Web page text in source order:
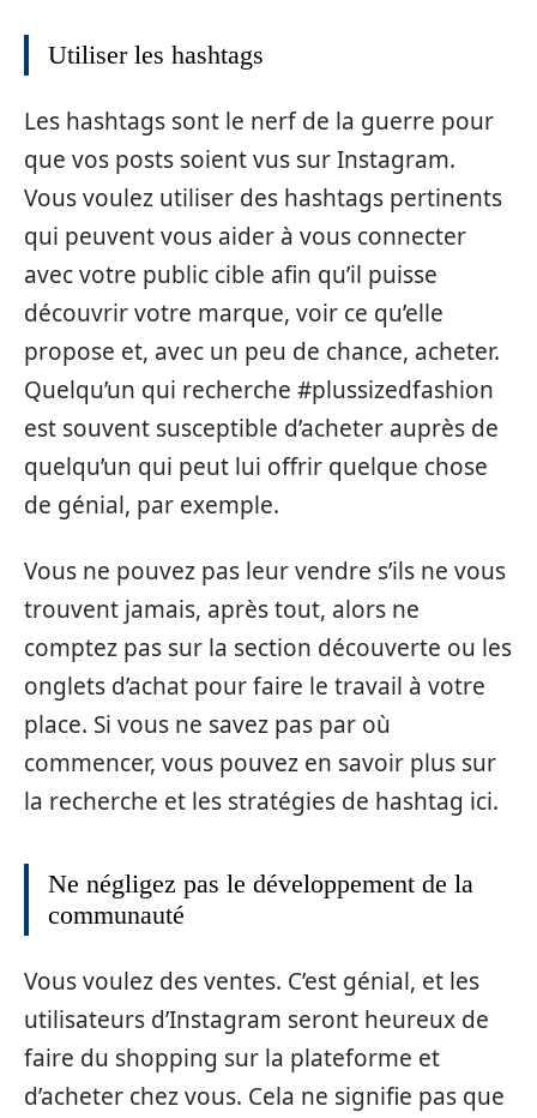
Utiliser les hashtags
Les hashtags sont le nerf de la guerre pour
que vos posts soient vus sur Instagram.
Vous voulez utiliser des hashtags pertinents
qui peuvent vous aider à vous connecter
avec votre public cible afin qu’il puisse
découvrir votre marque, voir ce qu’elle
propose et, avec un peu de chance, acheter.
Quelqu’un qui recherche #plussizedfashion
est souvent susceptible d’acheter auprès de
quelqu’un qui peut lui offrir quelque chose
de génial, par exemple.
Vous ne pouvez pas leur vendre s’ils ne vous
trouvent jamais, après tout, alors ne
comptez pas sur la section découverte ou les
onglets d’achat pour faire le travail à votre
place. Si vous ne savez pas par où
commencer, vous pouvez en savoir plus sur
la recherche et les stratégies de hashtag ici.
Ne négligez pas le développement de la
communauté
Vous voulez des ventes. C’est génial, et les
utilisateurs d’Instagram seront heureux de
faire du shopping sur la plateforme et
d’acheter chez vous. Cela ne signifie pas que